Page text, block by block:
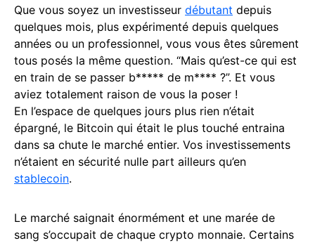
Que vous soyez un investisseur débutant depuis
quelques mois, plus expérimenté depuis quelques
années ou un professionnel, vous vous êtes sûrement
tous posés la même question. “Mais qu’est-ce qui est
en train de se passer b***** de m**** ?”. Et vous
aviez totalement raison de vous la poser !
En l’espace de quelques jours plus rien n’était
épargné, le Bitcoin qui était le plus touché entraina
dans sa chute le marché entier. Vos investissements
n’étaient en sécurité nulle part ailleurs qu’en
stablecoin.
Le marché saignait énormément et une marée de
sang s’occupait de chaque crypto monnaie. Certains